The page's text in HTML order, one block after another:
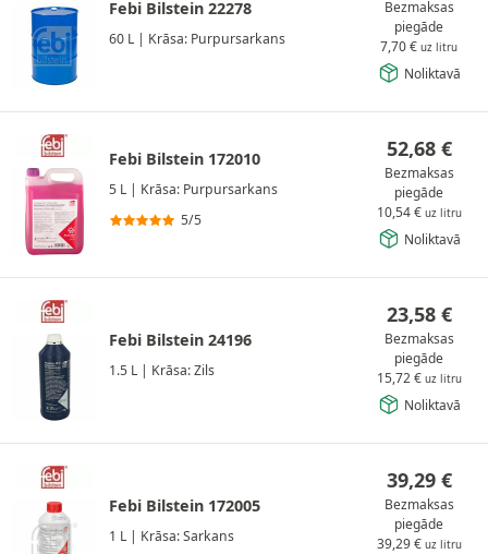
Febi Bilstein 22278
60 L | Krāsa: Purpursarkans
Bezmaksas
piegāde
7,70€ uz litru
Noliktavā
Febi Bilstein 172010
5/5
5 L | Krāsa: Purpursarkans
52,68 €
Bezmaksas
piegāde
10,54 € uz litru
Noliktavā
Febi Bilstein 24196
1.5 L | Krāsa: Zils
23,58 €
Bezmaksas
piegāde
15,72 € uz litru
Noliktavā
Febi Bilstein 172005
1 L | Krāsa: Sarkans
39,29 €
Bezmaksas
piegāde
39,29 € uz litru